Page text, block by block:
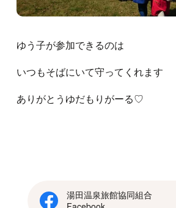
ゆう子が参加できるのは
いつもそばにいて守ってくれます
ありがとうゆだもりがーる♡
湯田温泉旅館協同組合